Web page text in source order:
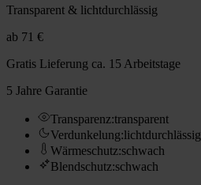
Transparent & lichtdurchlässig
ab 71 €
Gratis Lieferung ca. 15 Arbeitstage
5 Jahre Garantie
Transparenz:transparent
Verdunkelung:lichtdurchlässig
Wärmeschutz:schwach
Blendschutz:schwach